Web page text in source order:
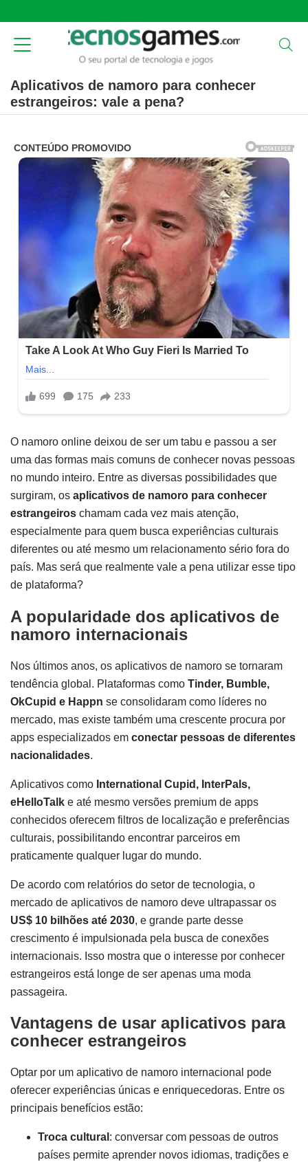
Aplicativos de namoro para conhecer
estrangeiros: vale a pena?
O namoro online deixou de ser um tabu e passou a ser
uma das formas mais comuns de conhecer novas pessoas
no mundo inteiro. Entre as diversas possibilidades que
surgiram, os aplicativos de namoro para conhecer
estrangeiros chamam cada vez mais atenção,
especialmente para quem busca experiências culturais
diferentes ou até mesmo um relacionamento sério fora do
país. Mas será que realmente vale a pena utilizar esse tipo
de plataforma?
A popularidade dos aplicativos de
namoro internacionais
Nos últimos anos, os aplicativos de namoro se tornaram
tendência global. Plataformas como Tinder, Bumble,
OkCupid e Happn se consolidaram como líderes no
mercado, mas existe também uma crescente procura por
apps especializados em conectar pessoas de diferentes
nacionalidades.
Aplicativos como International Cupid, InterPals,
eHelloTalk e até mesmo versões premium de apps
conhecidos oferecem filtros de localização e preferências
culturais, possibilitando encontrar parceiros em
praticamente qualquer lugar do mundo.
De acordo com relatórios do setor de tecnologia, o
mercado de aplicativos de namoro deve ultrapassar os
US$ 10 bilhões até 2030, e grande parte desse
crescimento é impulsionada pela busca de conexões
internacionais. Isso mostra que o interesse por conhecer
estrangeiros está longe de ser apenas uma moda
passageira.
Vantagens de usar aplicativos para
conhecer estrangeiros
Optar por um aplicativo de namoro internacional pode
oferecer experiências únicas e enriquecedoras. Entre os
principais benefícios estão:
Troca cultural : conversar com pessoas de outros
países permite aprender novos idiomas, tradições e